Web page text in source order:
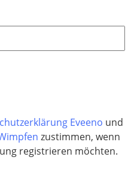
Eveeno und
zustimmen, wenn
registrieren möchten.